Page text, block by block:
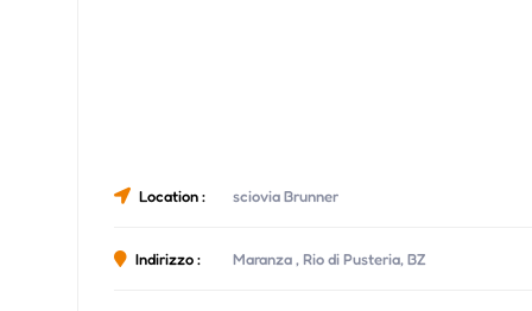
Location : sciovia Brunner
Indirizzo : Maranza , Rio di Pusteria, BZ